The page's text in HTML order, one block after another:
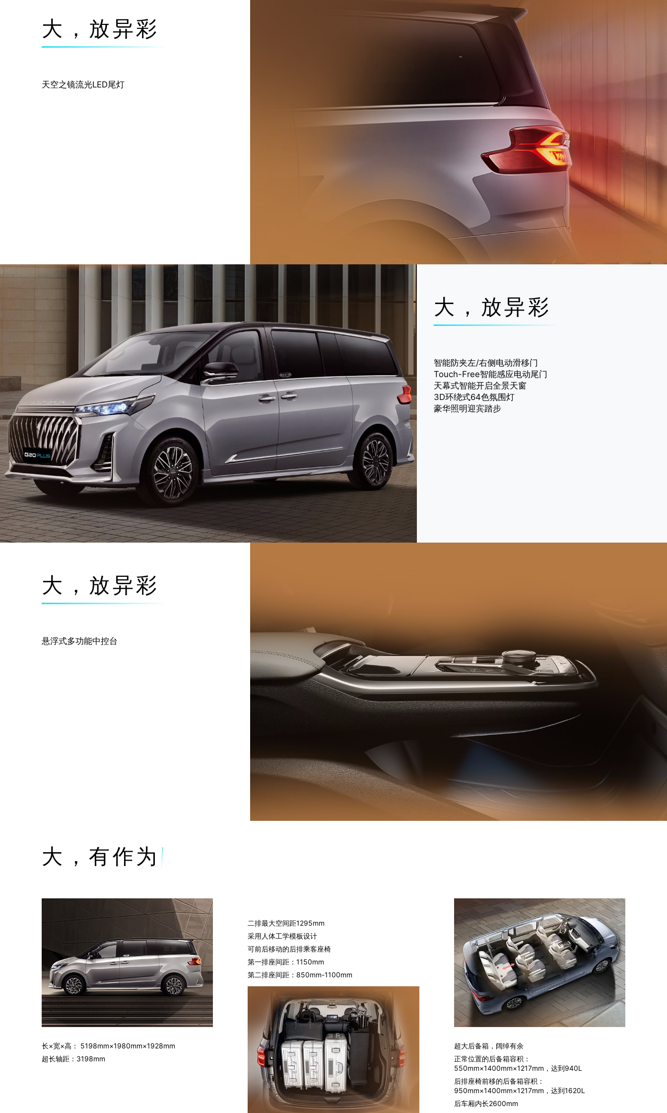
大，放异彩
天空之镜流光LED尾灯
大，放异彩
智能防夹左/右侧电动滑移门
Touch-Free智能感应电动尾门
天幕式智能开启全景天窗
3D环绕式64色氛围灯
豪华照明迎宾踏步
大，放异彩
悬浮式多功能中控台
大，有作为
长×宽×高： 5198mm×1980mm×1928mm
超长轴距：3198mm
二排最大空间距1295mm
采用人体工学模板设计
可前后移动的后排乘客座椅
第一排座间距：1150mm
第二排座间距：850mm-1100mm
超大后备箱，阔绰有余
正常位置的后备箱容积：
550mm×1400mm×1217mm，达到940L
后排座椅前移的后备箱容积：
950mm×1400mm×1217mm，达到1620L
后车厢内长2600mm